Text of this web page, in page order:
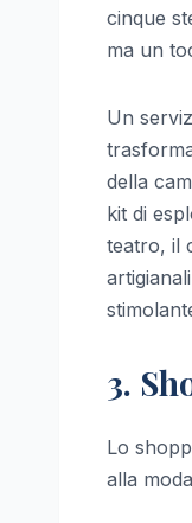
cinque
ma un
Un
della
kit di
teatro, il
3.
Lo
alla